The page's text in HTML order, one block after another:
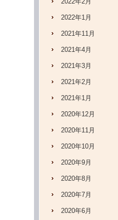
2022年1月
2021年11月
2021年4月
2021年3月
2021年2月
2021年1月
2020年12月
2020年11月
2020年10月
2020年9月
2020年8月
2020年7月
2020年6月